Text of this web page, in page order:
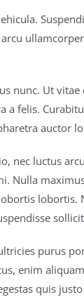
nunc. Ut
felis.
auctor
nec luctus
Nulla
purus
enim
quis